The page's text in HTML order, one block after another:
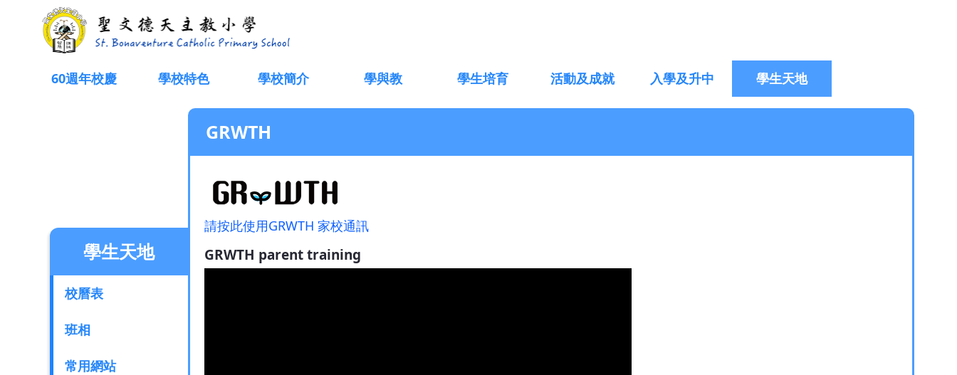
GRWTH
60週年校慶 學校特色 學校簡介 學與教 學生培育 活動及成就 入學及升中 學生天地
學生天地
校曆表
班相
常用網站
GRWTH
請按此使用GRWTH 家校通訊
GRWTH parent training